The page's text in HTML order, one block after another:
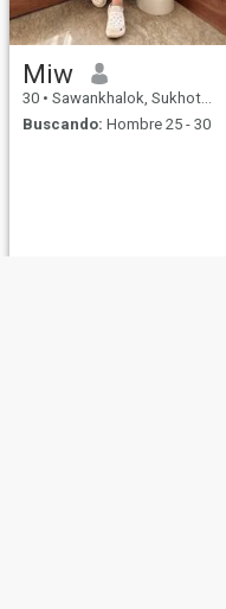
Miw
30 • Sawankhalok, Sukhothai, Tailandia
Buscando: Hombre 25 - 30